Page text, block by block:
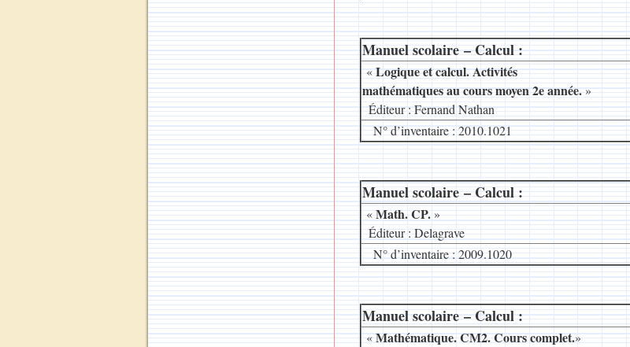
Manuel scolaire – Calcul :
«Logique et calcul.Activités
mathématiques au cours moyen 2e année.»
.Éditeur : Fernand Nathan
N° d’inventaire : 2010.1021
Manuel scolaire – Calcul :
«Math. CP.»
.Éditeur : Delagrave
N° d’inventaire : 2009.1020
Manuel scolaire – Calcul :
«Mathématique. CM2. Cours complet.»